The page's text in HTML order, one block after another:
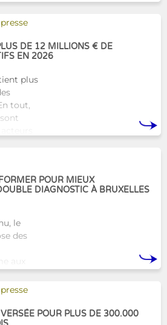
et
DE 12 MILLIONS € DE
EN 2026
plus
tout,
POUR MIEUX
DIAGNOSTIC À BRUXELLES
le
des
aux
réponse
POUR PLUS DE 300.000